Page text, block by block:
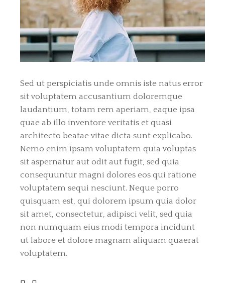
Sed ut perspiciatis unde omnis iste natus error
sit voluptatem accusantium doloremque
laudantium, totam rem aperiam, eaque ipsa
quae ab illo inventore veritatis et quasi
architecto beatae vitae dicta sunt explicabo.
Nemo enim ipsam voluptatem quia voluptas
sit aspernatur aut odit aut fugit, sed quia
consequuntur magni dolores eos qui ratione
voluptatem sequi nesciunt. Neque porro
quisquam est, qui dolorem ipsum quia dolor
sit amet, consectetur, adipisci velit, sed quia
non numquam eius modi tempora incidunt
ut labore et dolore magnam aliquam quaerat
voluptatem.